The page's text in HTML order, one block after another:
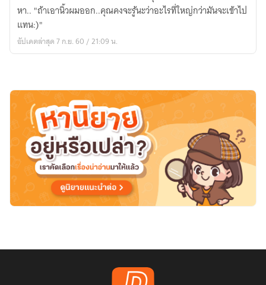
술
❝WHISKY
LOVE❞#
เมา
หา.. "ถ้าเอานิ้วผมออก..คุณคงจะรู้นะว่าอะไรที่ใหญ่กว่ามันจะเข้าไป
แทน:)"
อัปเดตล่าสุด 7 ก.ย. 60 / 21:09 น.